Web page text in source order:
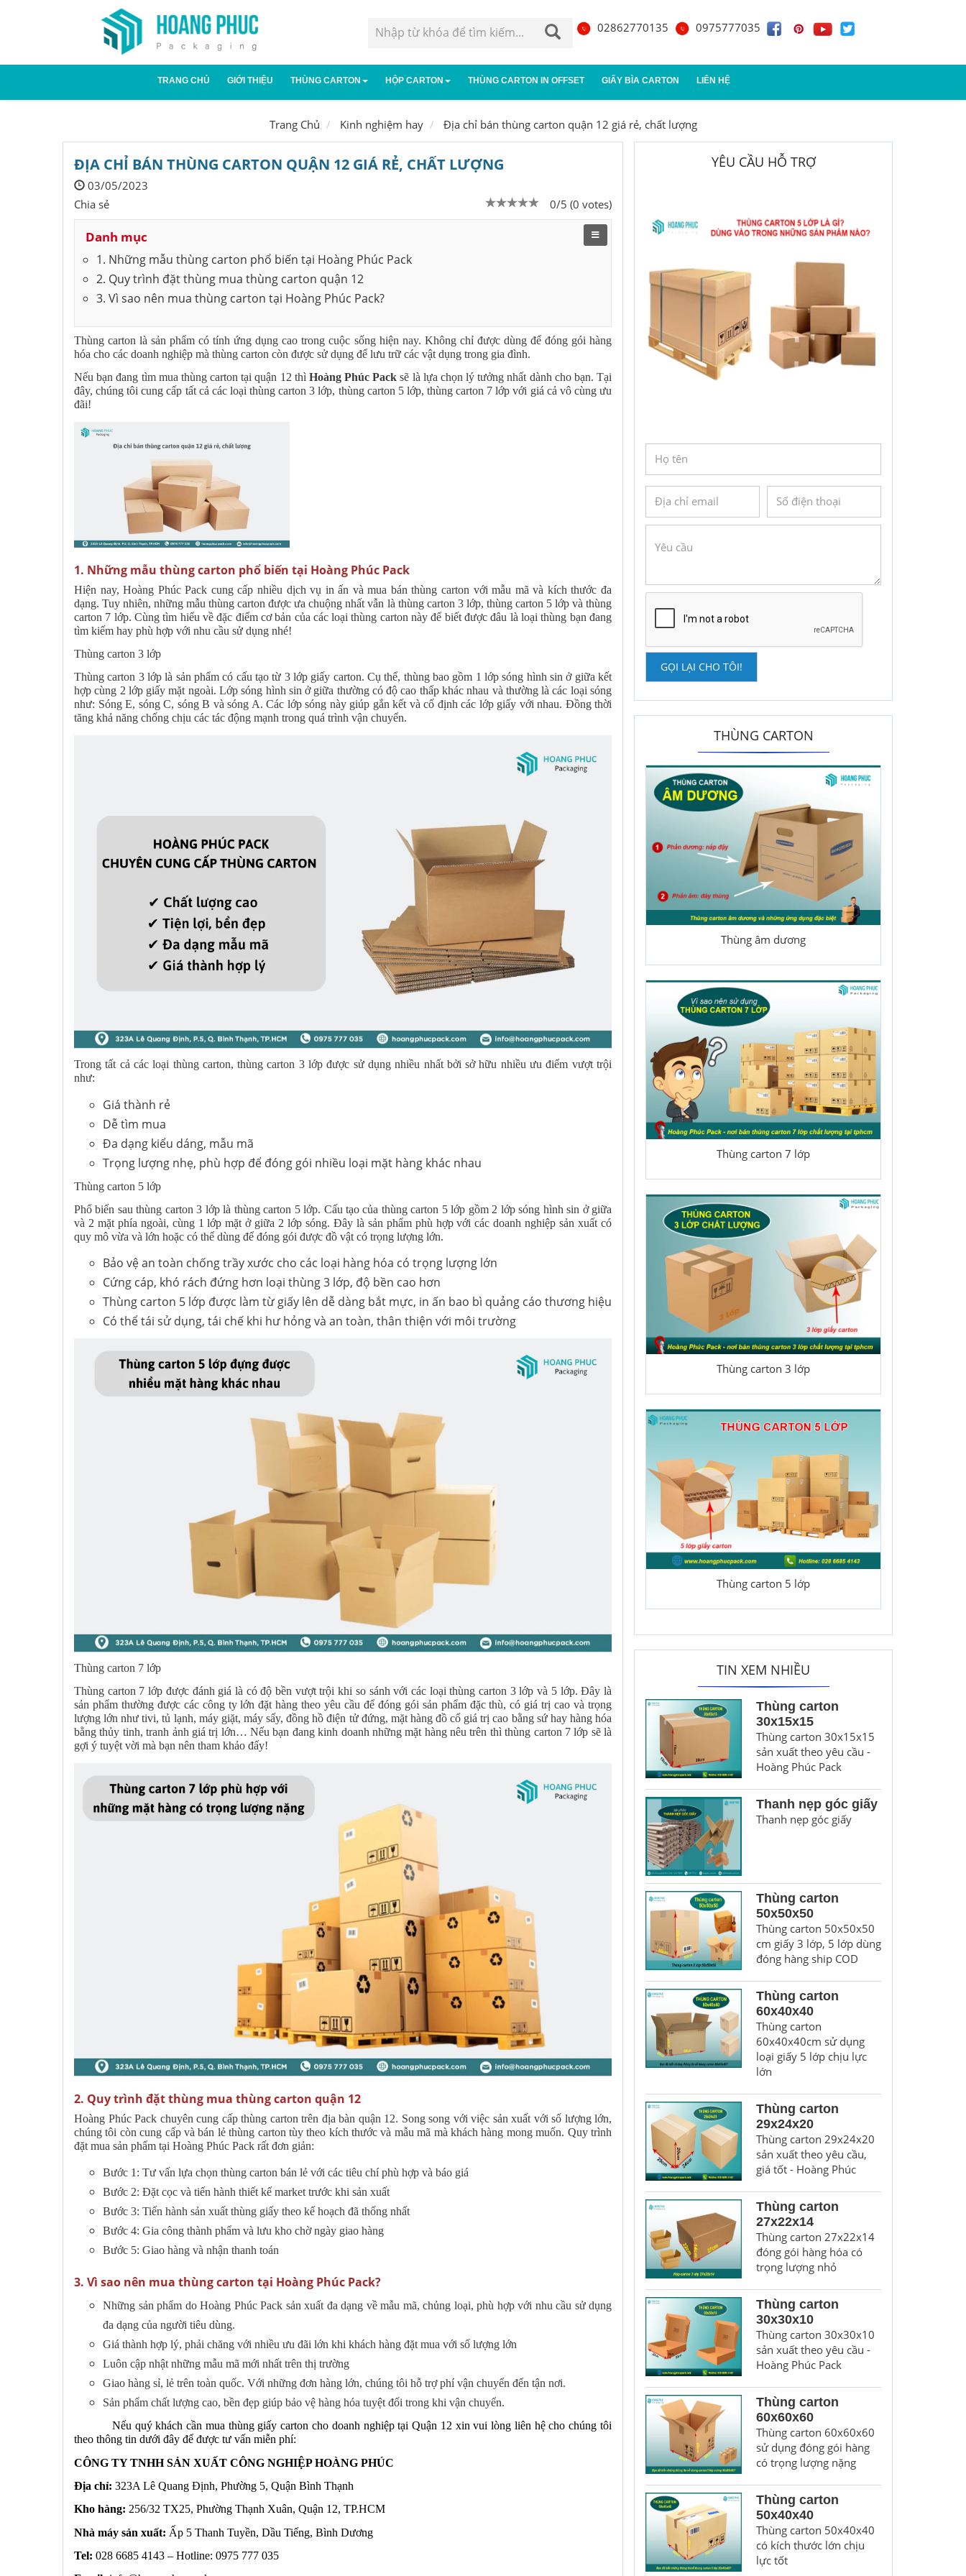
02862770135 0975777035
TRANG CHỦ GIỚI THIỆU THÙNG CARTON
Thùng carton 3 lớp Thùng carton 5 lớp
Thùng carton 7 lớp
HỘP CARTON
Hộp carton đựng giày Hộp giấy
Hộp carton nhỏ
THÙNG CARTON IN OFFSET GIẤY BÌA CARTON LIÊN HỆ
Trang Chủ Kinh nghiệm hay Địa chỉ bán thùng carton quận 12 giá rẻ, chất lượng
ĐỊA CHỈ BÁN THÙNG CARTON QUẬN 12 GIÁ RẺ, CHẤT LƯỢNG
03/05/2023
0/5 (0 votes)
Chia sẻ
Danh mục
1. Những mẫu thùng carton phổ biến tại Hoàng Phúc Pack
2. Quy trình đặt thùng mua thùng carton quận 12
3. Vì sao nên mua thùng carton tại Hoàng Phúc Pack?
Thùng carton là sản phẩm có tính ứng dụng cao trong cuộc sống hiện nay. Không chỉ được dùng để đóng gói hàng
hóa cho các doanh nghiệp mà thùng carton còn được sử dụng để lưu trữ các vật dụng trong gia đình.
Nếu bạn đang tìm mua thùng carton tại quận 12 thì Hoàng Phúc Pack sẽ là lựa chọn lý tưởng nhất dành cho bạn. Tại
đây, chúng tôi cung cấp tất cả các loại thùng carton 3 lớp, thùng carton 5 lớp, thùng carton 7 lớp với giá cả vô cùng ưu
đãi!
1. Những mẫu thùng carton phổ biến tại Hoàng Phúc Pack
Hiện nay, Hoàng Phúc Pack cung cấp nhiều dịch vụ in ấn và mua bán thùng carton với mẫu mã và kích thước đa
dạng. Tuy nhiên, những mẫu thùng carton được ưa chuộng nhất vẫn là thùng carton 3 lớp, thùng carton 5 lớp và thùng
carton 7 lớp. Cùng tìm hiểu về đặc điểm cơ bản của các loại thùng carton này để biết được đâu là loại thùng bạn đang
tìm kiếm hay phù hợp với nhu cầu sử dụng nhé!
Thùng carton 3 lớp
Thùng carton 3 lớp là sản phẩm có cấu tạo từ 3 lớp giấy carton. Cụ thể, thùng bao gồm 1 lớp sóng hình sin ở giữa kết
hợp cùng 2 lớp giấy mặt ngoài. Lớp sóng hình sin ở giữa thường có độ cao thấp khác nhau và thường là các loại sóng
như: Sóng E, sóng C, sóng B và sóng A. Các lớp sóng này giúp gắn kết và cố định các lớp giấy với nhau. Đồng thời
tăng khả năng chống chịu các tác động mạnh trong quá trình vận chuyển.
Trong tất cả các loại thùng carton, thùng carton 3 lớp được sử dụng nhiều nhất bởi sở hữu nhiều ưu điểm vượt trội
như:
Giá thành rẻ
Dễ tìm mua
Đa dạng kiểu dáng, mẫu mã
Trọng lượng nhẹ, phù hợp để đóng gói nhiều loại mặt hàng khác nhau
Thùng carton 5 lớp
Phổ biến sau thùng carton 3 lớp là thùng carton 5 lớp. Cấu tạo của thùng carton 5 lớp gồm 2 lớp sóng hình sin ở giữa
và 2 mặt phía ngoài, cùng 1 lớp mặt ở giữa 2 lớp sóng. Đây là sản phẩm phù hợp với các doanh nghiệp sản xuất có
quy mô vừa và lớn hoặc có thể dùng để đóng gói được đồ vật có trọng lượng lớn.
Bảo vệ an toàn chống trầy xước cho các loại hàng hóa có trọng lượng lớn
Cứng cáp, khó rách đứng hơn loại thùng 3 lớp, độ bền cao hơn
Thùng carton 5 lớp được làm từ giấy lên dễ dàng bắt mực, in ấn bao bì quảng cáo thương hiệu
Có thể tái sử dụng, tái chế khi hư hỏng và an toàn, thân thiện với môi trường
Thùng carton 7 lớp
Thùng carton 7 lớp được đánh giá là có độ bền vượt trội khi so sánh với các loại thùng carton 3 lớp và 5 lớp. Đây là
sản phẩm thường được các công ty lớn đặt hàng theo yêu cầu để đóng gói sản phẩm đặc thù, có giá trị cao và trọng
lượng lớn như tivi, tủ lạnh, máy giặt, máy sấy, đồng hồ điện tử đứng, mặt hàng đồ cổ giá trị cao bằng sứ hay hàng hóa
bằng thủy tinh, tranh ảnh giá trị lớn… Nếu bạn đang kinh doanh những mặt hàng nêu trên thì thùng carton 7 lớp sẽ là
gợi ý tuyệt vời mà bạn nên tham khảo đấy!
2. Quy trình đặt thùng mua thùng carton quận 12
Hoàng Phúc Pack chuyên cung cấp thùng carton trên địa bàn quận 12. Song song với việc sản xuất với số lượng lớn,
chúng tôi còn cung cấp và bán lẻ thùng carton tùy theo kích thước và mẫu mã mà khách hàng mong muốn. Quy trình
đặt mua sản phẩm tại Hoàng Phúc Pack rất đơn giản:
Bước 1: Tư vấn lựa chọn thùng carton bán lẻ với các tiêu chí phù hợp và báo giá
Bước 2: Đặt cọc và tiến hành thiết kế market trước khi sản xuất
Bước 3: Tiến hành sản xuất thùng giấy theo kế hoạch đã thống nhất
Bước 4: Gia công thành phẩm và lưu kho chờ ngày giao hàng
Bước 5: Giao hàng và nhận thanh toán
3. Vì sao nên mua thùng carton tại Hoàng Phúc Pack?
Những sản phẩm do Hoàng Phúc Pack sản xuất đa dạng về mẫu mã, chủng loại, phù hợp với nhu cầu sử dụng
đa dạng của người tiêu dùng.
Giá thành hợp lý, phải chăng với nhiều ưu đãi lớn khi khách hàng đặt mua với số lượng lớn
Luôn cập nhật những mẫu mã mới nhất trên thị trường
Giao hàng sỉ, lẻ trên toàn quốc. Với những đơn hàng lớn, chúng tôi hỗ trợ phí vận chuyển đến tận nơi.
Sản phẩm chất lượng cao, bền đẹp giúp bảo vệ hàng hóa tuyệt đối trong khi vận chuyển.
Nếu quý khách cần mua thùng giấy carton cho doanh nghiệp tại Quận 12 xin vui lòng liên hệ cho chúng tôi
theo thông tin dưới đây để được tư vấn miễn phí:
CÔNG TY TNHH SẢN XUẤT CÔNG NGHIỆP HOÀNG PHÚC
Địa chỉ: 323A Lê Quang Định, Phường 5, Quận Bình Thạnh
Kho hàng: 256/32 TX25, Phường Thạnh Xuân, Quận 12, TP.HCM
Nhà máy sản xuất: Ấp 5 Thanh Tuyền, Dầu Tiếng, Bình Dương
Tel: 028 6685 4143 – Hotline: 0975 777 035
YÊU CẦU HỖ TRỢ
GỌI LẠI CHO TÔI!
THÙNG CARTON
Thùng âm dương
Thùng carton 7 lớp
Thùng carton 3 lớp
Thùng carton 5 lớp
TIN XEM NHIỀU
Thùng carton
30x15x15
Thùng carton 30x15x15
sản xuất theo yêu cầu -
Hoàng Phúc Pack
Thanh nẹp góc giấy
Thanh nẹp góc giấy
Thùng carton
50x50x50
Thùng carton 50x50x50
cm giấy 3 lớp, 5 lớp dùng
đóng hàng ship COD
Thùng carton
60x40x40
Thùng carton
60x40x40cm sử dụng
loại giấy 5 lớp chịu lực
lớn
Thùng carton
29x24x20
Thùng carton 29x24x20
sản xuất theo yêu cầu,
giá tốt - Hoàng Phúc
Thùng carton
27x22x14
Thùng carton 27x22x14
đóng gói hàng hóa có
trọng lượng nhỏ
Thùng carton
30x30x10
Thùng carton 30x30x10
sản xuất theo yêu cầu -
Hoàng Phúc Pack
Thùng carton
60x60x60
Thùng carton 60x60x60
sử dụng đóng gói hàng
có trọng lượng nặng
Thùng carton
50x40x40
Thùng carton 50x40x40
có kích thước lớn chịu
lực tốt